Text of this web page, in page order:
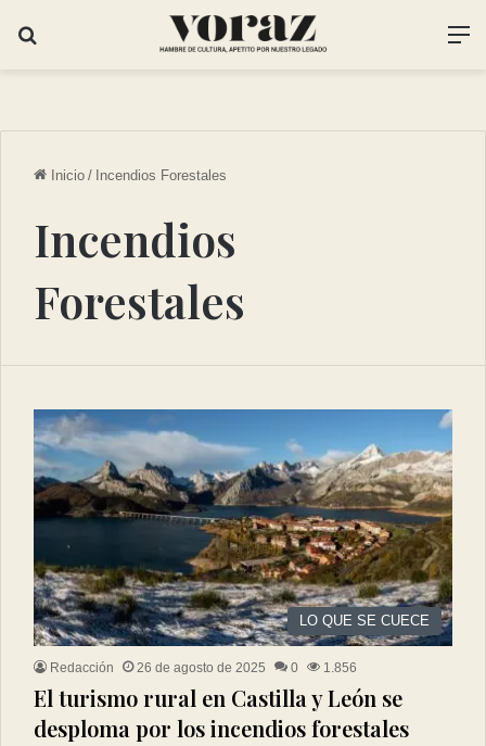
Inicio / Incendios Forestales
Incendios
Forestales
LO QUE SE CUECE
Redacción 26 de agosto de 2025 0 1.856
El turismo rural en Castilla y León se
desploma por los incendios forestales